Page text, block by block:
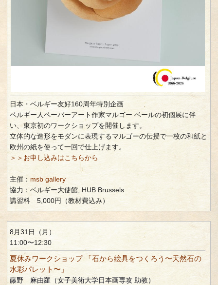
日本・ベルギー友好160周年特別企画
ベルギー人ペーパーアート作家マルゴー ベールの初個展に伴
い、東京初のワークショップを開催します。
立体的な造形をモダンに表現するマルゴーの伝授で一枚の和紙と
欧州の紙を使って一回で仕上げます。
＞＞お申し込みはこちらから
主催： msb gallery
協力：ベルギー大使館, HUB Brussels
講習料 5,000円（教材費込み）
8月31日（月）
11:00〜12:30
夏休みワークショップ 「石から絵具をつくろう〜天然石の
水彩パレット〜」
藤野 麻由羅（女子美術大学日本画専攻 助教）